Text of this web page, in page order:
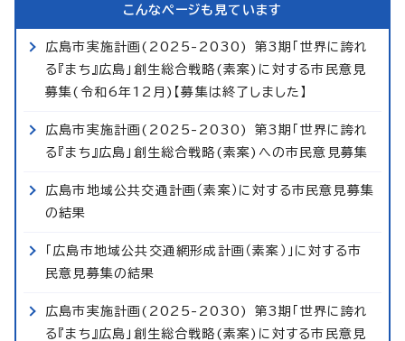
こんなページも見ています
広島市実施計画(2025-2030) 第3期「世界に誇れ
る『まち』広島」創生総合戦略(素案)に対する市民意見
募集(令和6年12月)【募集は終了しました】
広島市実施計画(2025-2030) 第3期「世界に誇れ
る『まち』広島」創生総合戦略(素案)への市民意見募集
広島市地域公共交通計画（素案）に対する市民意見募集
の結果
「広島市地域公共交通網形成計画（素案）」に対する市
民意見募集の結果
広島市実施計画(2025-2030) 第3期「世界に誇れ
る『まち』広島」創生総合戦略(素案)に対する市民意見